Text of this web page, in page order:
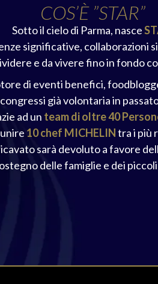
COS’È ”STAR”
Sotto il cielo di Parma, nasce
significative, collaborazioni
e da vivere fino in fondo
di eventi benefici,
già volontaria in
ad un team di oltre 40
10 chef MICHELINtra i più
sarà devoluto a favore
delle famiglie e dei